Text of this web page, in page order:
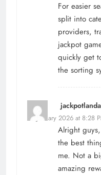
For easier
split into
providers,
jackpot
quickly get
the sorting
14 January 2026 at 8:28
Alright
the best
me. Not a
amazing